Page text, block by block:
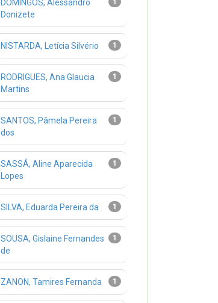
1
DOMINGOS, Alessandro
Donizete
1
NISTARDA, Letícia Silvério
1
RODRIGUES, Ana Glaucia
Martins
1
SANTOS, Pâmela Pereira
dos
1
SASSÁ, Aline Aparecida
Lopes
1
SILVA, Eduarda Pereira da
1
SOUSA, Gislaine Fernandes
de
1
ZANON, Tamires Fernanda